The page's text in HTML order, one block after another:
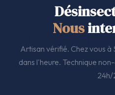
Nous
Artisan vérifié. Chez vous
dans l'heure. Technique
24h/